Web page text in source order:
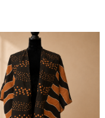
AJOUTER AU
PANIER